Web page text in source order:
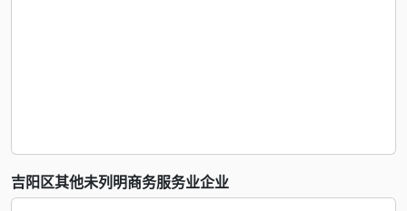
吉阳区其他未列明商务服务业企业